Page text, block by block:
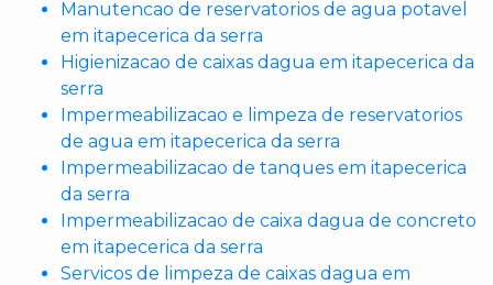
Manutencao de reservatorios de agua potavel
em itapecerica da serra
Higienizacao de caixas dagua em itapecerica da
serra
Impermeabilizacao e limpeza de reservatorios
de agua em itapecerica da serra
Impermeabilizacao de tanques em itapecerica
da serra
Impermeabilizacao de caixa dagua de concreto
em itapecerica da serra
Servicos de limpeza de caixas dagua em